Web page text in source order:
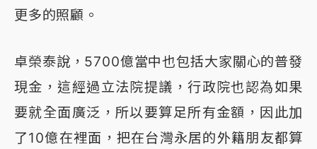
更多的照顧。
卓榮泰說，5700億當中也包括大家關心的普發
現金，這經過立法院提議，行政院也認為如果
要就全面廣泛，所以要算足所有金額，因此加
了10億在裡面，把在台灣永居的外籍朋友都算